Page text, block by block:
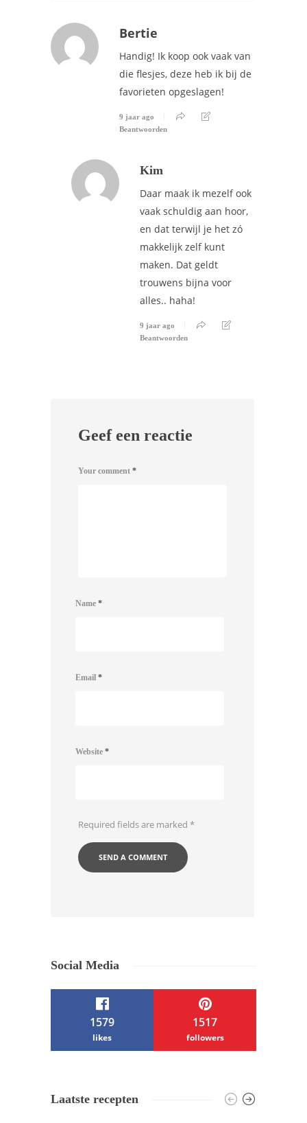
Bertie
Handig! Ik koop ook vaak van
die flesjes, deze heb ik bij de
favorieten opgeslagen!
9 jaar ago
Beantwoorden
Kim
Daar maak ik mezelf ook
vaak schuldig aan hoor,
en dat terwijl je het zó
makkelijk zelf kunt
maken. Dat geldt
trouwens bijna voor
alles.. haha!
9 jaar ago
Beantwoorden
Geef een reactie
Your comment *
Name *
Email *
Website *
Required fields are marked *
Social Media
1579
likes
1517
followers
Themes bySilicon Themes . Join us right
Laatste recepten